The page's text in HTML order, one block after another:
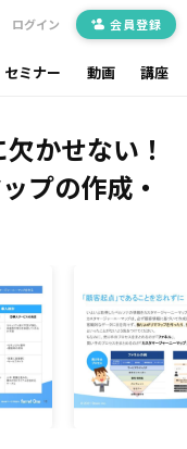
セミナー 動画 講座
ログイン 会員登録
かせない！
プの作成・